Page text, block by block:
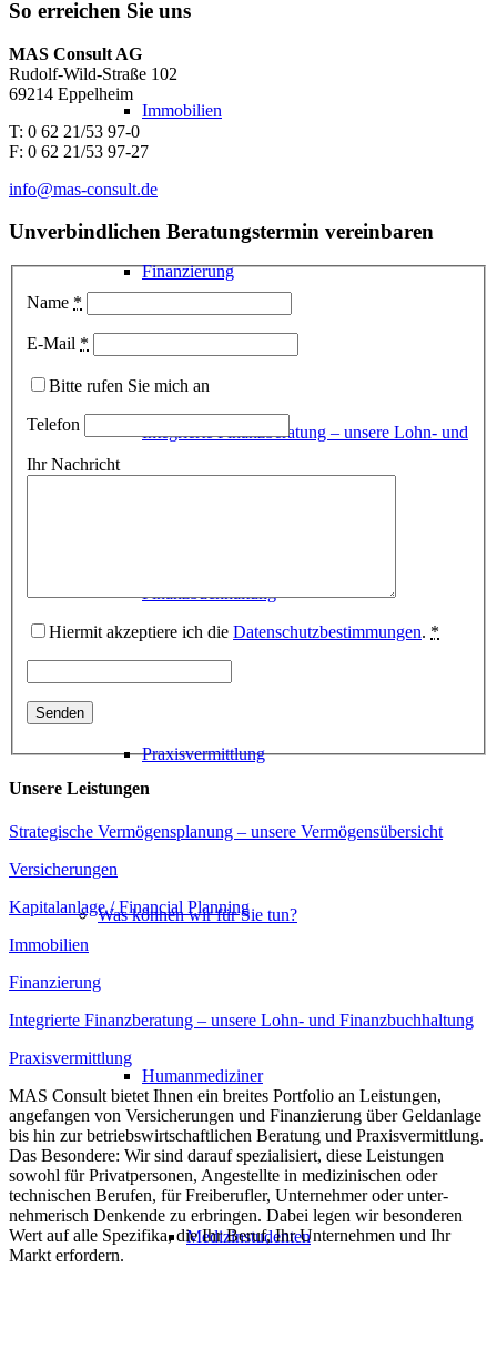
Immobilien
Finanzierung
Integrierte Finanzberatung – unsere Lohn- und
Finanzbuchhaltung
Praxisvermittlung
Was können wir für Sie tun?
Humanmediziner
Medizinstudenten
So erreichen Sie uns
MAS Consult AG
Rudolf-Wild-Straße 102
69214 Eppelheim
T: 0 62 21/53 97-0
F: 0 62 21/53 97-27
info@mas-consult.de
Unverbindlichen Beratungstermin vereinbaren
Name *
E-Mail *
Bitte rufen Sie mich an
Telefon
Ihr Nachricht
Hiermit akzeptiere ich die Datenschutzbestimmungen. *
Unsere Leistungen
Strategische Vermögensplanung – unsere Vermögensübersicht
Versicherungen
Kapitalanlage / Financial Planning
Immobilien
Finanzierung
Integrierte Finanzberatung – unsere Lohn- und Finanzbuchhaltung
Praxisvermittlung
MAS Consult bietet Ihnen ein breites Portfolio an Leistungen,
angefangen von Versicherungen und Finanzierung über Geld­anlage
bis hin zur betriebs­wirtschaftlichen Beratung und Praxisvermittlung.
Das Besondere: Wir sind darauf spezialisiert, diese Leistungen
sowohl für Privat­personen, Angestellte in medizinischen oder
technischen Berufen, für Freiberufler, Unter­nehmer oder unter­
nehmerisch Denkende zu erbringen. Dabei legen wir besonderen
Wert auf alle Spezifika, die Ihr Beruf, Ihr Unter­nehmen und Ihr
Markt erfordern.